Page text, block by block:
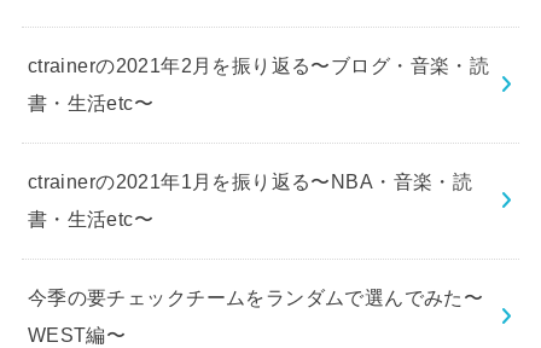
ctrainerの2021年2月を振り返る〜ブログ・音楽・読
書・生活etc〜
ctrainerの2021年1月を振り返る〜NBA・音楽・読
書・生活etc〜
今季の要チェックチームをランダムで選んでみた〜
WEST編〜